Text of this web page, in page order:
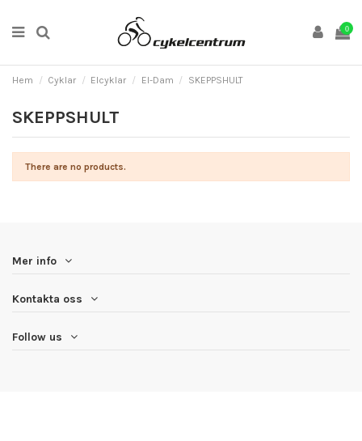
0
Hem Cyklar Elcyklar El-Dam SKEPPSHULT
SKEPPSHULT
There are no products.
Mer info
Kontakta oss
Follow us